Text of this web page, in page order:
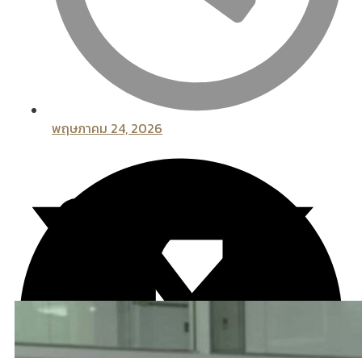
พฤษภาคม 24, 2026